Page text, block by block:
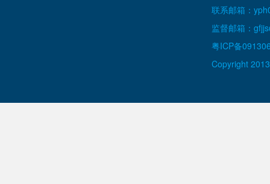
联系邮箱：
监督邮箱：
粤ICP备
Copyright